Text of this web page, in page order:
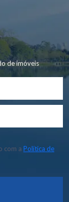
de imóveis
com a Política de